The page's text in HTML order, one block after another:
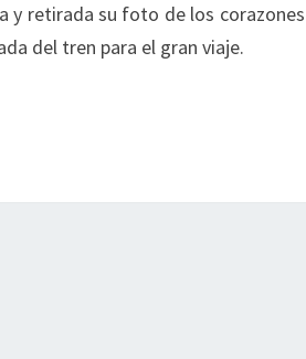
y retirada su foto de los corazones
del tren para el gran viaje.